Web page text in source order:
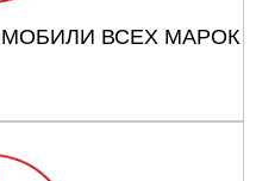
ВСЕХ МАРОК